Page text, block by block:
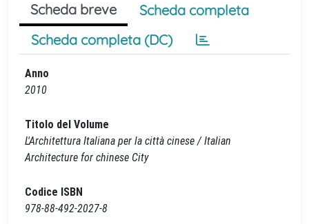
Scheda breve
Scheda completa
Scheda completa (DC)
Anno
2010
Titolo del Volume
L'Architettura Italiana per la città cinese / Italian
Architecture for chinese City
Codice ISBN
978-88-492-2027-8